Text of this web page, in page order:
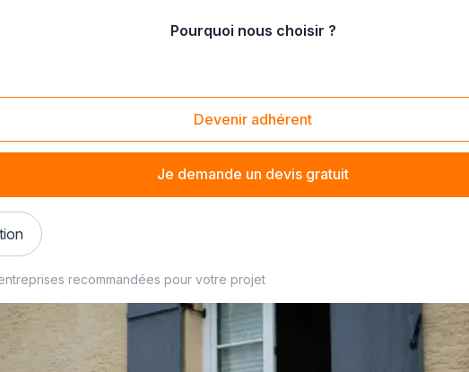
Pourquoi nous choisir ?
Devenir adhérent
Je demande un devis gratuit
recommandées pour votre projet